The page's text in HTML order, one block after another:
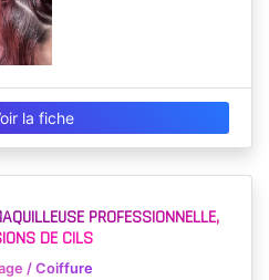
la fiche
PROFESSIONNELLE,
DE CILS
/ Coiffure